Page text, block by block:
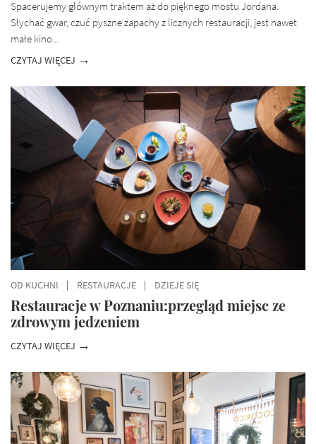
Spacerujemy głównym traktem aż do pięknego mostu Jordana.
Słychać gwar, czuć pyszne zapachy z licznych restauracji, jest nawet
małe kino...
CZYTAJ WIĘCEJ
OD KUCHNI RESTAURACJE DZIEJE SIĘ
Restauracje w Poznaniu:przegląd miejsc ze
zdrowym jedzeniem
CZYTAJ WIĘCEJ